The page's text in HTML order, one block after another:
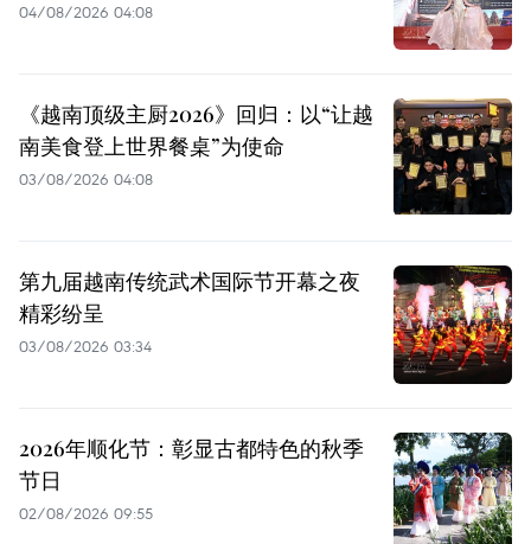
04/08/2026 04:08
《越南顶级主厨2026》回归：以“让越
南美食登上世界餐桌”为使命
03/08/2026 04:08
第九届越南传统武术国际节开幕之夜
精彩纷呈
03/08/2026 03:34
2026年顺化节：彰显古都特色的秋季
节日
02/08/2026 09:55